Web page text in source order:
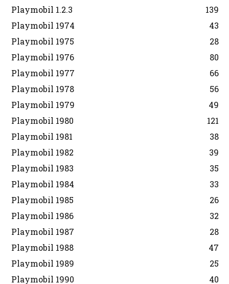
Playmobil 1.2.3
139
Playmobil 1974
43
Playmobil 1975
28
Playmobil 1976
80
Playmobil 1977
66
Playmobil 1978
56
Playmobil 1979
49
Playmobil 1980
121
Playmobil 1981
38
Playmobil 1982
39
Playmobil 1983
35
Playmobil 1984
33
Playmobil 1985
26
Playmobil 1986
32
Playmobil 1987
28
Playmobil 1988
47
Playmobil 1989
25
Playmobil 1990
40